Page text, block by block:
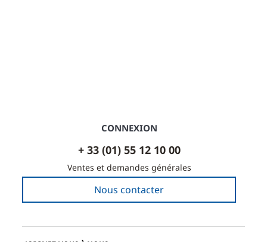
CONNEXION
+ 33 (01) 55 12 10 00
Ventes et demandes générales
Nous contacter